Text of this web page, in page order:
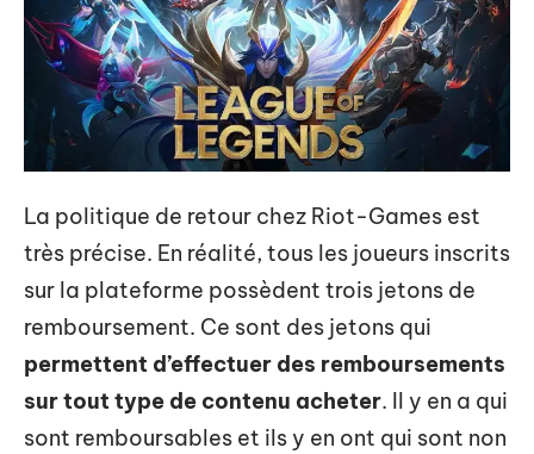
La politique de retour chez Riot-Games est
très précise. En réalité, tous les joueurs inscrits
sur la plateforme possèdent trois jetons de
remboursement. Ce sont des jetons qui
permettent d’effectuer des remboursements
sur tout type de contenu acheter. Il y en a qui
sont remboursables et ils y en ont qui sont non